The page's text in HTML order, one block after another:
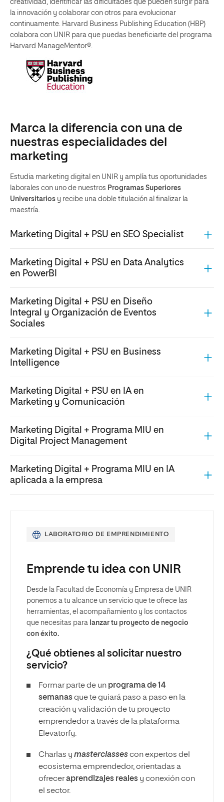
creatividad, identificar las dificultades que pueden surgir para
la innovación y colaborar con otros para evolucionar
continuamente. Harvard Business Publishing Education (HBP)
colabora con UNIR para que puedas beneficiarte del programa
Harvard ManageMentor®.
Marca la diferencia con una de
nuestras especialidades del
marketing
Estudia marketing digital en UNIR y amplía tus oportunidades
laborales con uno de nuestros Programas Superiores
Universitarios y recibe una doble titulación al finalizar la
maestría.
Marketing Digital + PSU en SEO Specialist
Marketing Digital + PSU en Data Analytics
en PowerBI
Marketing Digital + PSU en Diseño
Integral y Organización de Eventos
Sociales
Marketing Digital + PSU en Business
Intelligence
Marketing Digital + PSU en IA en
Marketing y Comunicación
Marketing Digital + Programa MIU en
Digital Project Management
Marketing Digital + Programa MIU en IA
aplicada a la empresa
LABORATORIO DE EMPRENDIMIENTO
Emprende tu idea con UNIR
Desde la Facultad de Economía y Empresa de UNIR
ponemos a tu alcance un servicio que te ofrece las
herramientas, el acompañamiento y los contactos
que necesitas para lanzar tu proyecto de negocio
con éxito.
¿Qué obtienes al solicitar nuestro
servicio?
Formar parte de un programa de 14
semanasque te guiará paso a paso en la
creación y validación de tu proyecto
emprendedor a través de la plataforma
Elevatorfy.
Charlas y masterclassescon expertos del
ecosistema emprendedor, orientadas a
ofreceraprendizajes reales y conexión con
el sector.